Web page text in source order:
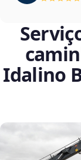
Idalino